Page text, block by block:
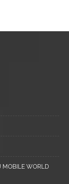
MOBILE WORLD